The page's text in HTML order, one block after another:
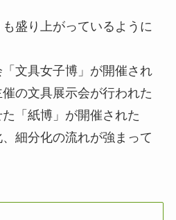
盛り上がっているように
文具女子博」が開催され
の文具展示会が行われた
「紙博」が開催された
細分化の流れが強まって